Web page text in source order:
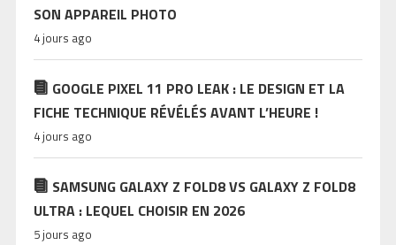
SON APPAREIL PHOTO
4 jours ago
GOOGLE PIXEL 11 PRO LEAK : LE DESIGN ET LA
FICHE TECHNIQUE RÉVÉLÉS AVANT L’HEURE !
4 jours ago
SAMSUNG GALAXY Z FOLD8 VS GALAXY Z FOLD8
ULTRA : LEQUEL CHOISIR EN 2026
5 jours ago